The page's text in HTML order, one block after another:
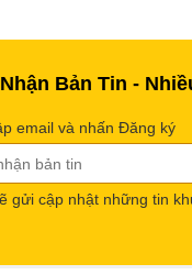
Bản Tin -
email và nhấn Đăng ký
gửi cập nhật những tin